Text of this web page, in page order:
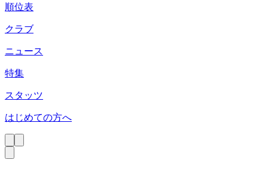
順位表
クラブ
ニュース
特集
スタッツ
はじめての方へ